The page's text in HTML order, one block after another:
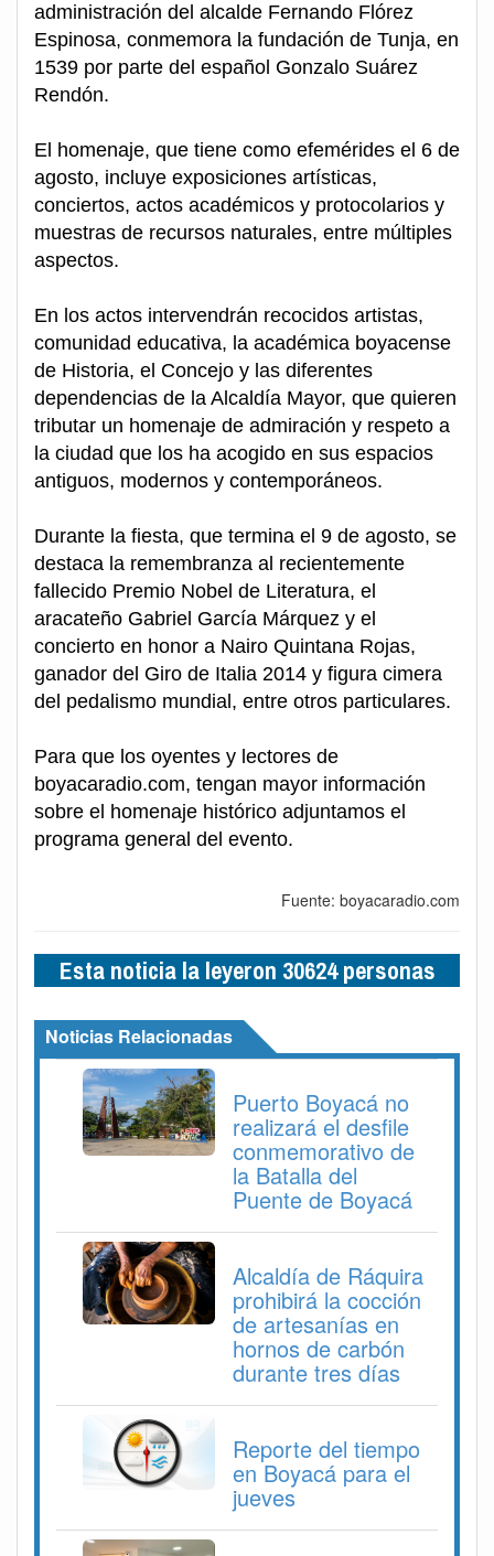
administración del alcalde Fernando Flórez
Espinosa, conmemora la fundación de Tunja, en
1539 por parte del español Gonzalo Suárez
Rendón.
El homenaje, que tiene como efemérides el 6 de
agosto, incluye exposiciones artísticas,
conciertos, actos académicos y protocolarios y
muestras de recursos naturales, entre múltiples
aspectos.
En los actos intervendrán recocidos artistas,
comunidad educativa, la académica boyacense
de Historia, el Concejo y las diferentes
dependencias de la Alcaldía Mayor, que quieren
tributar un homenaje de admiración y respeto a
la ciudad que los ha acogido en sus espacios
antiguos, modernos y contemporáneos.
Durante la fiesta, que termina el 9 de agosto, se
destaca la remembranza al recientemente
fallecido Premio Nobel de Literatura, el
aracateño Gabriel García Márquez y el
concierto en honor a Nairo Quintana Rojas,
ganador del Giro de Italia 2014 y figura cimera
del pedalismo mundial, entre otros particulares.
Para que los oyentes y lectores de
boyacaradio.com, tengan mayor información
sobre el homenaje histórico adjuntamos el
programa general del evento.
Fuente: boyacaradio.com
Esta noticia la leyeron 30624 personas
Noticias Relacionadas
Puerto Boyacá no
realizará el desfile
conmemorativo de
la Batalla del
Puente de Boyacá
Alcaldía de Ráquira
prohibirá la cocción
de artesanías en
hornos de carbón
durante tres días
Reporte del tiempo
en Boyacá para el
jueves